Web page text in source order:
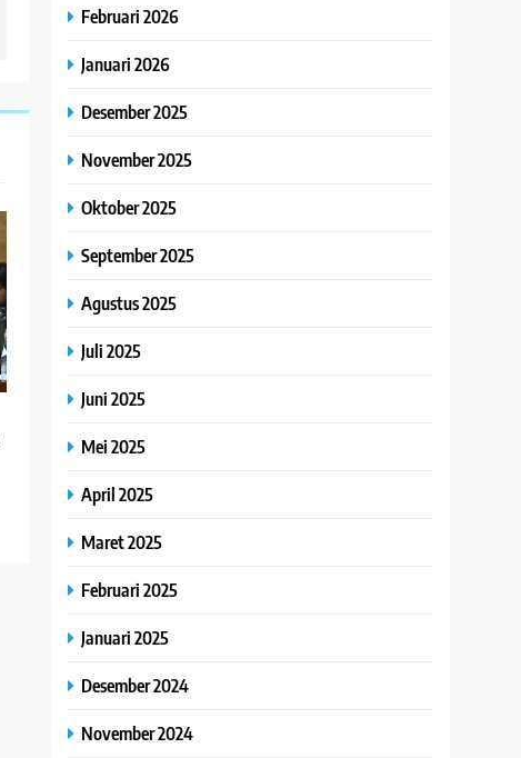
Februari 2026
Januari 2026
Desember 2025
November 2025
Oktober 2025
September 2025
Agustus 2025
Juli 2025
Juni 2025
Mei 2025
April 2025
Maret 2025
Februari 2025
Januari 2025
Desember 2024
November 2024